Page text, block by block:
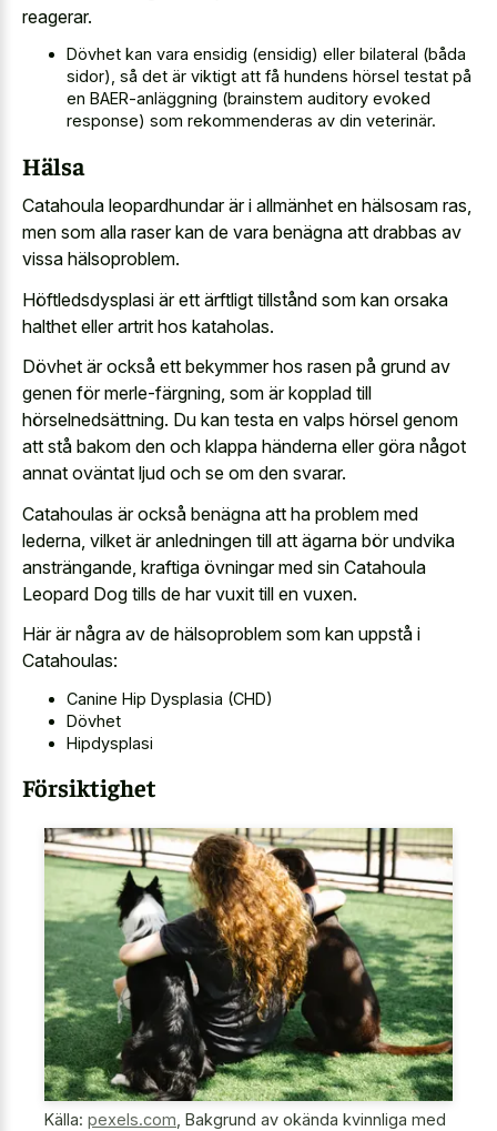
reagerar.
Dövhet kan vara ensidig (ensidig) eller bilateral (båda
sidor), så det är viktigt att få hundens hörsel testat på
en BAER-anläggning (brainstem auditory evoked
response) som rekommenderas av din veterinär.
Hälsa
Catahoula leopardhundar är i allmänhet en hälsosam ras,
men som alla raser kan de vara benägna att drabbas av
vissa hälsoproblem.
Höftledsdysplasi är ett ärftligt tillstånd som kan orsaka
halthet eller artrit hos kataholas.
Dövhet är också ett bekymmer hos rasen på grund av
genen för merle-färgning, som är kopplad till
hörselnedsättning. Du kan testa en valps hörsel genom
att stå bakom den och klappa händerna eller göra något
annat oväntat ljud och se om den svarar.
Catahoulas är också benägna att ha problem med
lederna, vilket är anledningen till att ägarna bör undvika
ansträngande, kraftiga övningar med sin Catahoula
Leopard Dog tills de har vuxit till en vuxen.
Här är några av de hälsoproblem som kan uppstå i
Catahoulas:
Canine Hip Dysplasia (CHD)
Dövhet
Hipdysplasi
Försiktighet
Källa: pexels.com, Bakgrund av okända kvinnliga med